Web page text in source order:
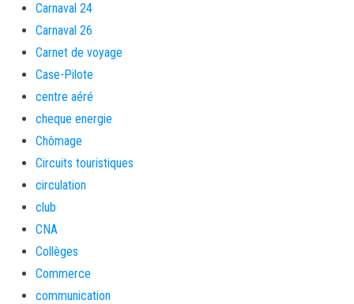
Carnaval 24
Carnaval 26
Carnet de voyage
Case-Pilote
centre aéré
cheque energie
Chômage
Circuits touristiques
circulation
club
CNA
Collèges
Commerce
communication